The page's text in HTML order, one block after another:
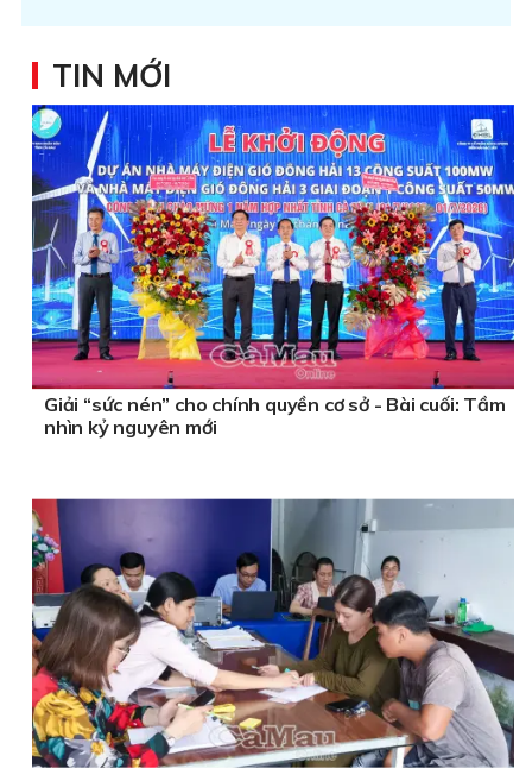
TIN MỚI
Giải “sức nén” cho chính quyền cơ sở - Bài cuối: Tầm
nhìn kỷ nguyên mới